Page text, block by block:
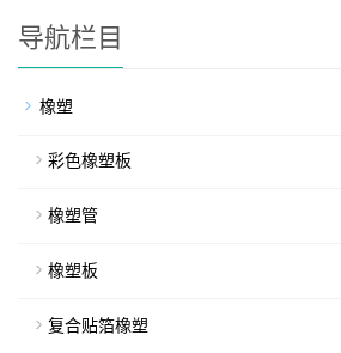
导航栏目
橡塑
彩色橡塑板
橡塑管
橡塑板
复合贴箔橡塑